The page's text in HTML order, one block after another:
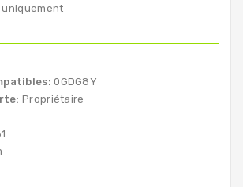
uniquement
0GDG8Y
Propriétaire